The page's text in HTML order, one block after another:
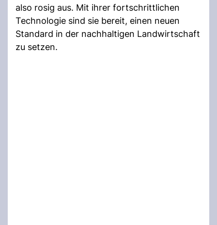
also rosig aus. Mit ihrer fortschrittlichen
Technologie sind sie bereit, einen neuen
Standard in der nachhaltigen Landwirtschaft
zu setzen.